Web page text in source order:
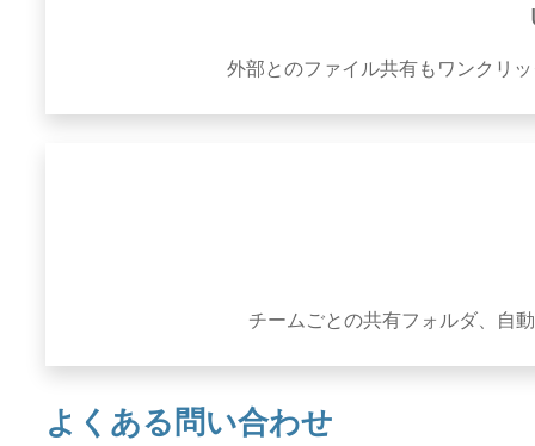
外部とのファイル共有もワンクリ
チームごとの共有フォルダ、自
よくある問い合わせ